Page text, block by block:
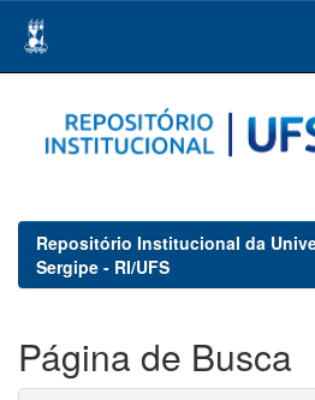
navigation
Repositório Institucional da
Sergipe - RI/UFS
Página de Busca